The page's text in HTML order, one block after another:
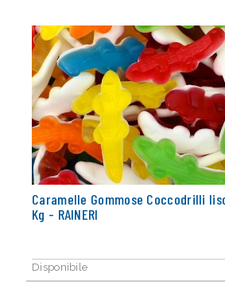
Caramelle Gommose Coccodrilli
Kg - RAINERI
Disponibile